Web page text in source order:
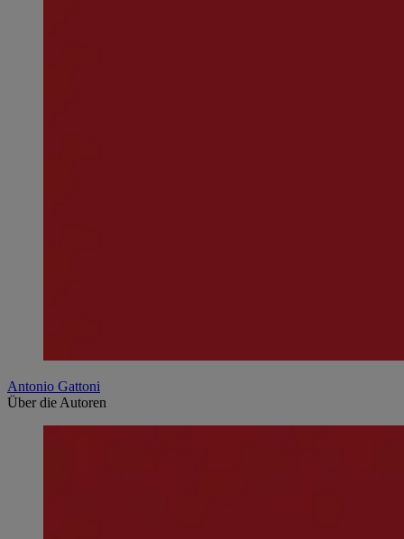
Antonio Gattoni
Über die Autoren